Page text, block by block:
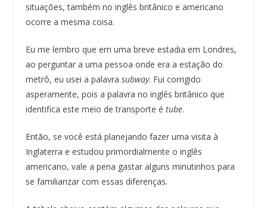
situações, também no inglês britânico e americano
ocorre a mesma coisa.
Eu me lembro que em uma breve estadia em Londres,
ao perguntar a uma pessoa onde era a estação do
metrô, eu usei a palavra subway. Fui corrigido
asperamente, pois a palavra no inglês britânico que
identifica este meio de transporte é tube.
Então, se você está planejando fazer uma visita à
Inglaterra e estudou primordialmente o inglês
americano, vale a pena gastar alguns minutinhos para
se familiarizar com essas diferenças.